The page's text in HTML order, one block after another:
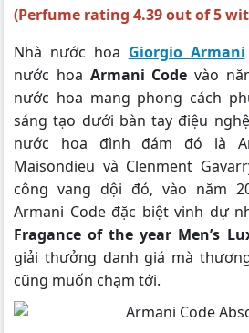
(Perfume rating 4.39 out of 5
Nhà nước hoa Giorgio Armani
nước hoa Armani Code vào
nước hoa mang phong cách
sáng tạo dưới bàn tay điệu
nước hoa đình đám đó là
Maisondieu và Clenment
công vang dội đó, vào năm
Armani Code đặc biệt vinh dự
Fragance of the year Men’s
giải thưởng danh giá mà
cũng muốn chạm tới.